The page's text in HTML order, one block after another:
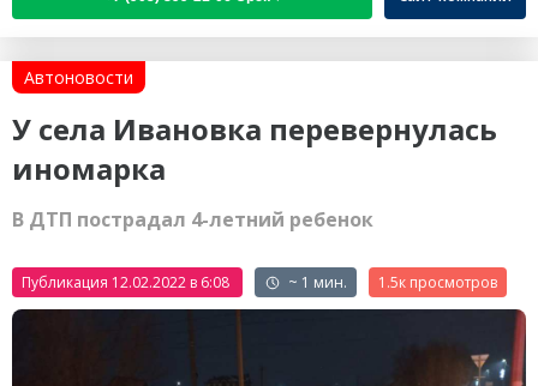
Автоновости
У села Ивановка перевернулась
иномарка
В ДТП пострадал 4-летний ребенок
Публикация 12.02.2022 в 6:08 ~ 1 мин. 1.5к